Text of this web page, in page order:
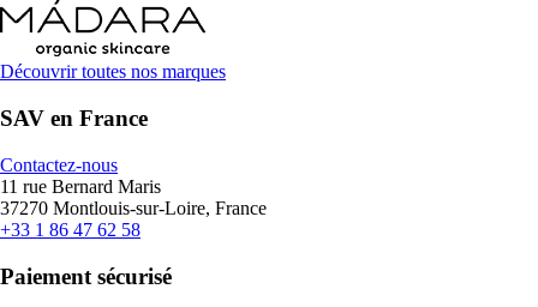
Découvrir toutes nos marques
SAV en France
Contactez-nous
11 rue Bernard Maris
37270 Montlouis-sur-Loire, France
+33 1 86 47 62 58
Paiement sécurisé